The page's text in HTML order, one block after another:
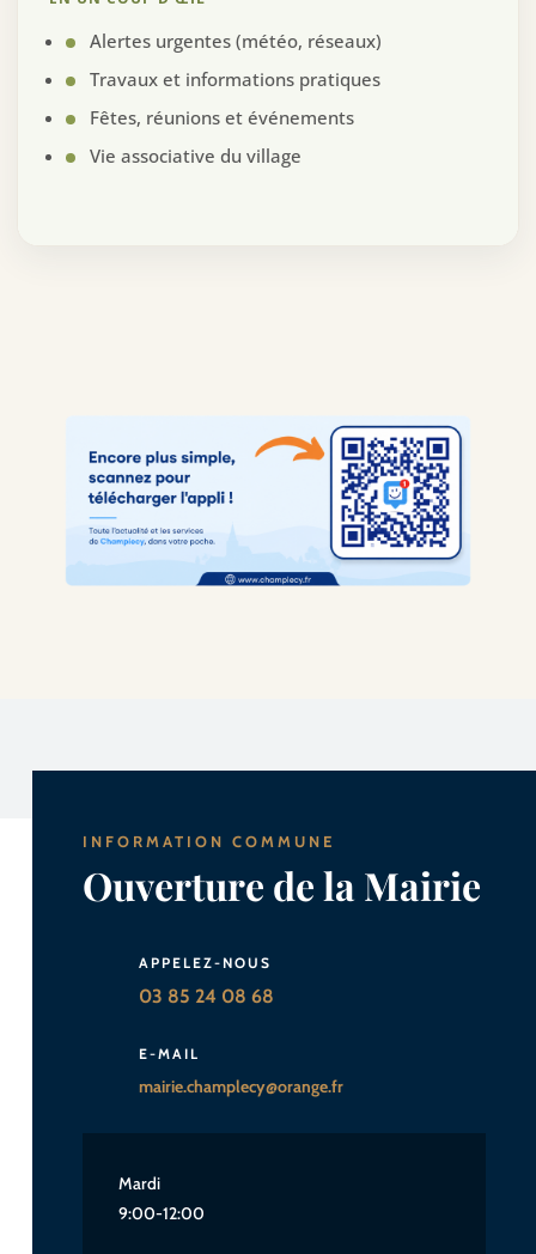
Alertes urgentes (météo, réseaux)
Travaux et informations pratiques
Fêtes, réunions et événements
Vie associative du village
INFORMATION COMMUNE
Ouverture de la Mairie
APPELEZ-NOUS
03 85 24 08 68
E-MAIL
mairie.champlecy@orange.fr
Mardi
9:00-12:00